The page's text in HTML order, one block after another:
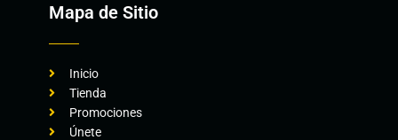
Mapa de Sitio
Inicio
Tienda
Promociones
Únete